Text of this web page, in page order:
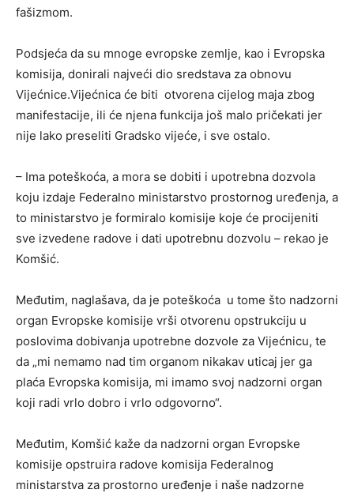
fašizmom.
Podsjeća da su mnoge evropske zemlje, kao i Evropska
komisija, donirali najveći dio sredstava za obnovu
Vijećnice.Vijećnica će biti otvorena cijelog maja zbog
manifestacije, ili će njena funkcija još malo pričekati jer
nije lako preseliti Gradsko vijeće, i sve ostalo.
– Ima poteškoća, a mora se dobiti i upotrebna dozvola
koju izdaje Federalno ministarstvo prostornog uređenja, a
to ministarstvo je formiralo komisije koje će procijeniti
sve izvedene radove i dati upotrebnu dozvolu – rekao je
Komšić.
Međutim, naglašava, da je poteškoća u tome što nadzorni
organ Evropske komisije vrši otvorenu opstrukciju u
poslovima dobivanja upotrebne dozvole za Vijećnicu, te
da „mi nemamo nad tim organom nikakav uticaj jer ga
plaća Evropska komisija, mi imamo svoj nadzorni organ
koji radi vrlo dobro i vrlo odgovorno“.
Međutim, Komšić kaže da nadzorni organ Evropske
komisije opstruira radove komisija Federalnog
ministarstva za prostorno uređenje i naše nadzorne